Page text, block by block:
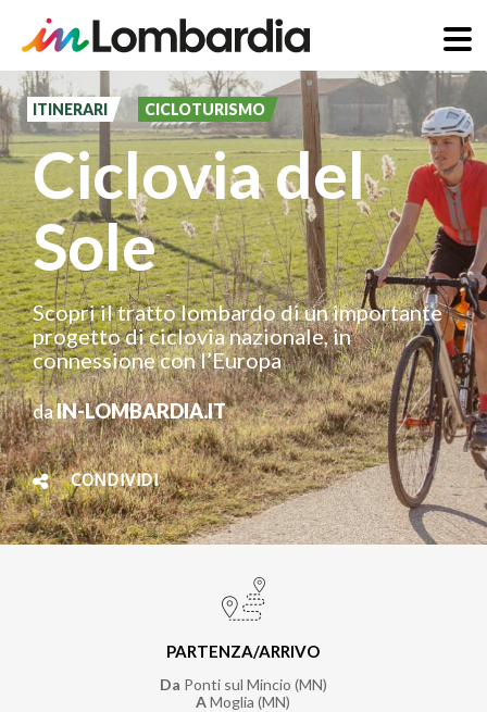
Salta
al
contenuto
principale
ITINERARI CICLOTURISMO
Ciclovia del
Sole
Scopri il tratto lombardo di un importante
progetto di ciclovia nazionale, in
connessione con l’Europa
daIN-LOMBARDIA.IT
CONDIVIDI
PARTENZA/ARRIVO
Da Ponti sul Mincio (MN)
AMoglia (MN)